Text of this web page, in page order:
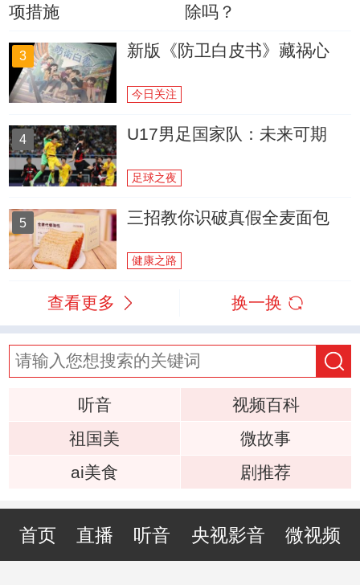
项措施
除吗？
3 新版《防卫白皮书》藏祸心
今日关注
4 U17男足国家队：未来可期
足球之夜
5 三招教你识破真假全麦面包
健康之路
查看更多 换一换
听音
视频百科
祖国美
微故事
ai美食
剧推荐
首页 直播 听音 央视影音 微视频